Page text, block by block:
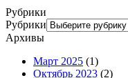
Рубрики
Рубрики
Архивы
Март 2025 (1)
Октябрь 2023 (2)